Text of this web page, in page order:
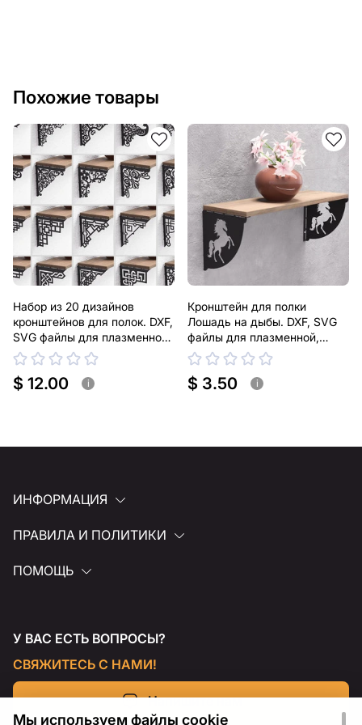
Похожие товары
Набор из 20 дизайнов
кронштейнов для полок. DXF,
SVG файлы для плазменной,
лазерной резки. Держатель
для полки
$ 12.00 i
Кронштейн для полки
Лошадь на дыбы. DXF, SVG
файлы для плазменной,
лазерной резки. Держатель
для полки
$ 3.50 i
ИНФОРМАЦИЯ
ПРАВИЛА И ПОЛИТИКИ
ПОМОЩЬ
У ВАС ЕСТЬ ВОПРОСЫ?
СВЯЖИТЕСЬ С НАМИ!
Напишите нам
Мы используем файлы cookie